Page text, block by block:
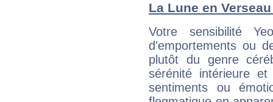
La Lune en
Votre sensibilité
d'emportements ou
plutôt du genre
sérénité intérieure
sentiments ou